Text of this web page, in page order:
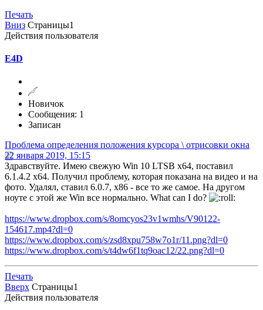
Печать
Вниз Страницы1
Действия пользователя
E4D
Новичок
Сообщения: 1
Записан
Проблема определения положения курсора \ отрисовки окна
22 января 2019, 15:15
Здравствуйте. Имею свежую Win 10 LTSB x64, поставил
6.1.4.2 x64. Получил проблему, которая показана на видео и на
фото. Удалял, ставил 6.0.7, х86 - все то же самое. На другом
ноуте с этой же Win все нормально. What can I do?
https://www.dropbox.com/s/8omcyos23v1wmhs/V90122-
154617.mp4?dl=0
https://www.dropbox.com/s/zsd8xpu758w7o1r/11.png?dl=0
https://www.dropbox.com/s/t4dw6f1tq9oac12/22.png?dl=0
Печать
Вверх Страницы1
Действия пользователя